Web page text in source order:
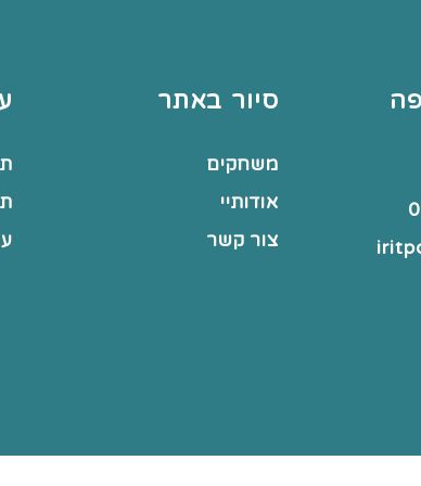
סיור באתר
משחקים
אודותיי
צור קשר